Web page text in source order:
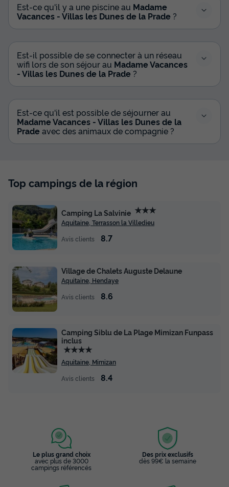
Est-ce qu'il y a une piscine au Madame
Vacances - Villas les Dunes de la Prade ?
Est-il possible de se connecter à un réseau
wifi lors de son séjour au Madame Vacances
- Villas les Dunes de la Prade ?
Est-ce qu'il est possible de séjourner au
Madame Vacances - Villas les Dunes de la
Prade avec des animaux de compagnie ?
Top campings de la région
Camping La Salvinie ★★★
Aquitaine, Terrasson la Villedieu
Avis clients
8.7
Village de Chalets Auguste Delaune
Aquitaine, Hendaye
Avis clients
8.6
Camping Siblu de La Plage Mimizan Funpass
inclus
★★★★
Aquitaine, Mimizan
Avis clients
8.4
Le plus grand choix
avec plus de 3000
campings référencés
Des prix exclusifs
dès 99€ la semaine